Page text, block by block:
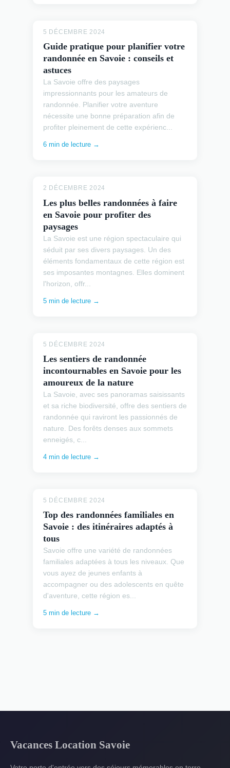
5 DÉCEMBRE 2024
Guide pratique pour planifier votre
randonnée en Savoie : conseils et
astuces
La Savoie offre des paysages
impressionnants pour les amateurs de
randonnée. Planifier votre aventure
nécessite une bonne préparation afin de
profiter pleinement de cette expérienc...
6 min de lecture →
2 DÉCEMBRE 2024
Les plus belles randonnées à faire
en Savoie pour profiter des
paysages
La Savoie est une région spectaculaire qui
séduit par ses divers paysages. Un des
éléments fondamentaux de cette région est
ses imposantes montagnes. Elles dominent
l'horizon, offr...
5 min de lecture →
5 DÉCEMBRE 2024
Les sentiers de randonnée
incontournables en Savoie pour les
amoureux de la nature
La Savoie, avec ses panoramas saisissants
et sa riche biodiversité, offre des sentiers de
randonnée qui raviront les passionnés de
nature. Des forêts denses aux sommets
enneigés, c...
4 min de lecture →
5 DÉCEMBRE 2024
Top des randonnées familiales en
Savoie : des itinéraires adaptés à
tous
Savoie offre une variété de randonnées
familiales adaptées à tous les niveaux. Que
vous ayez de jeunes enfants à
accompagner ou des adolescents en quête
d'aventure, cette région es...
5 min de lecture →
Vacances Location Savoie